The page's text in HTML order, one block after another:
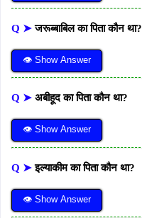
Q ➤जरूब्बाबिल का पिता कौन था?
👁 Show Answer
Q ➤ अबीहूद का पिता कौन था?
👁 Show Answer
Q ➤इल्याकीम का पिता कौन था?
👁 Show Answer